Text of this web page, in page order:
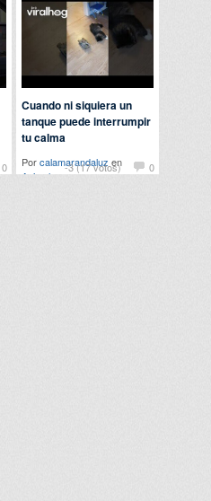
0
-3 (17 votos)
0
Cuando ni siquiera un
tanque puede interrumpir
tu calma
Porcalamarandaluz en
Animales